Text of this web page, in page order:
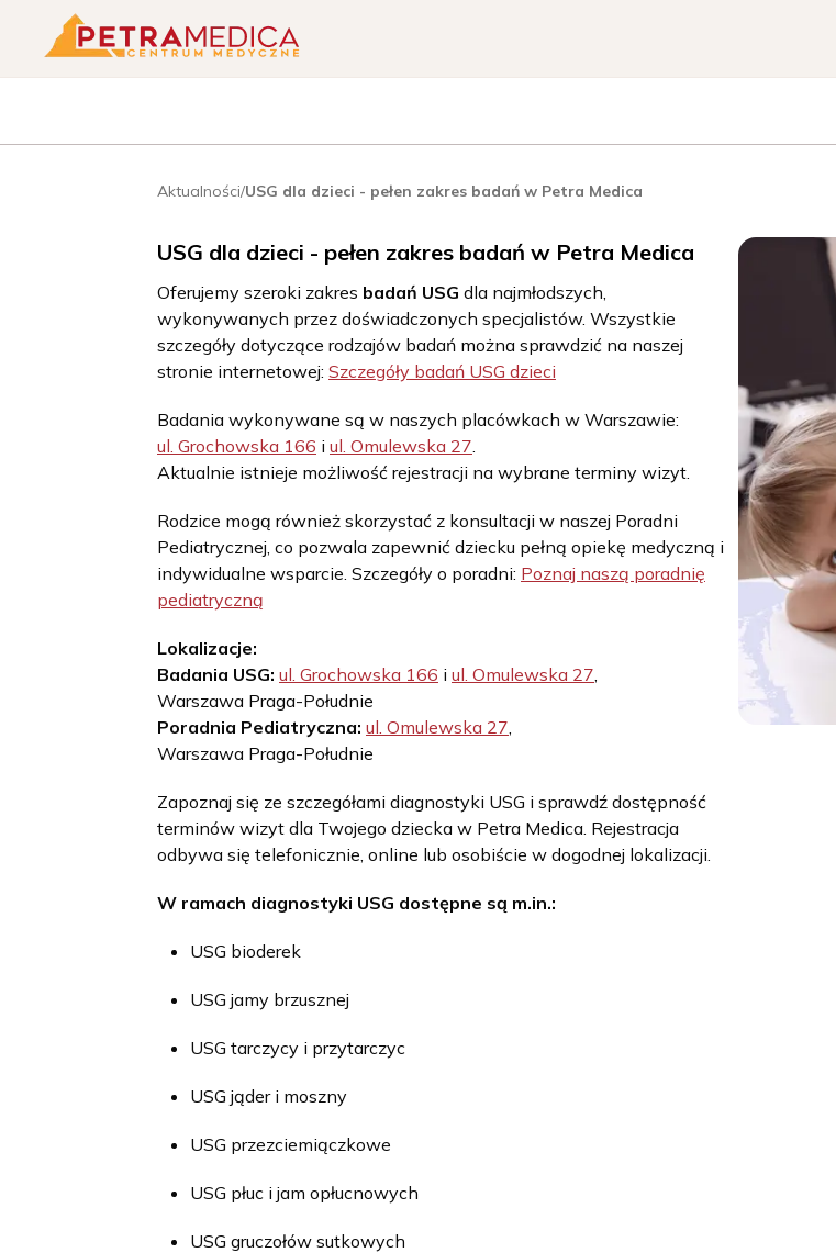
Aktualności/USG dla dzieci - pełen zakres badań w Petra Medica
USG dla dzieci - pełen zakres badań w Petra Medica
Oferujemy szeroki zakres badań USG dla najmłodszych,
wykonywanych przez doświadczonych specjalistów. Wszystkie
szczegóły dotyczące rodzajów badań można sprawdzić na naszej
stronie internetowej: Szczegóły badań USG dzieci
Badania wykonywane są w naszych placówkach w Warszawie:
ul. Grochowska 166 i ul. Omulewska 27.
Aktualnie istnieje możliwość rejestracji na wybrane terminy wizyt.
Rodzice mogą również skorzystać z konsultacji w naszej Poradni
Pediatrycznej, co pozwala zapewnić dziecku pełną opiekę medyczną i
indywidualne wsparcie. Szczegóły o poradni: Poznaj naszą poradnię
pediatryczną
Lokalizacje:
Badania USG: ul. Grochowska 166 i ul. Omulewska 27,
Warszawa Praga-Południe
Poradnia Pediatryczna: ul. Omulewska 27,
Warszawa Praga-Południe
Zapoznaj się ze szczegółami diagnostyki USG i sprawdź dostępność
terminów wizyt dla Twojego dziecka w Petra Medica. Rejestracja
odbywa się telefonicznie, online lub osobiście w dogodnej lokalizacji.
W ramach diagnostyki USG dostępne są m.in.:
USG bioderek
USG jamy brzusznej
USG tarczycy i przytarczyc
USG jąder i moszny
USG przezciemiączkowe
USG płuc i jam opłucnowych
USG gruczołów sutkowych